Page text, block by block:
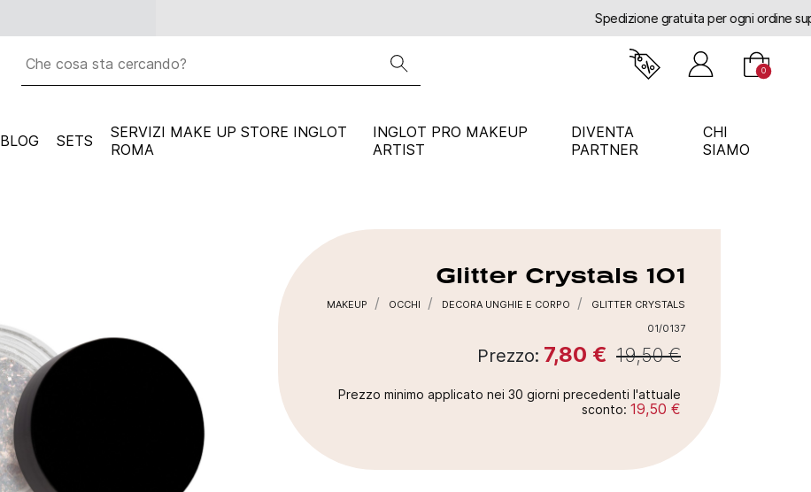
0
BLOG SETS
SERVIZI MAKE UP STORE INGLOT
ROMA
INGLOT PRO MAKEUP
ARTIST
DIVENTA
PARTNER
CHI
SIAMO
Glitter Crystals 101
MAKEUP OCCHI DECORA UNGHIE E CORPO
GLITTER CRYSTALS
01/0137
19,50 €
Prezzo: 7,80 €
Prezzo minimo applicato nei 30 giorni precedenti l'attuale
sconto: 19,50 €